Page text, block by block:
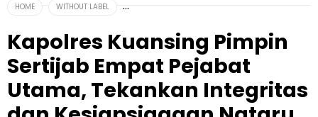
HOME WITHOUT LABEL
Kapolres Kuansing Pimpin
Sertijab Empat Pejabat
Utama, Tekankan Integritas